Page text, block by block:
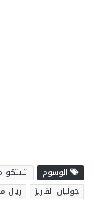
الوسوم اتليتكو
جوليان الفاريز
ريال